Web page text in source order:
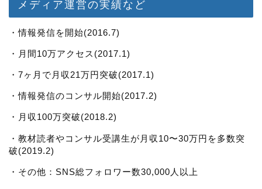
メディア運営の実績など
・情報発信を開始(2016.7)
・月間10万アクセス(2017.1)
・7ヶ月で月収21万円突破(2017.1)
・情報発信のコンサル開始(2017.2)
・月収100万突破(2018.2)
・教材読者やコンサル受講生が月収10〜30万円を多数突
破(2019.2)
・その他：SNS総フォロワー数30,000人以上